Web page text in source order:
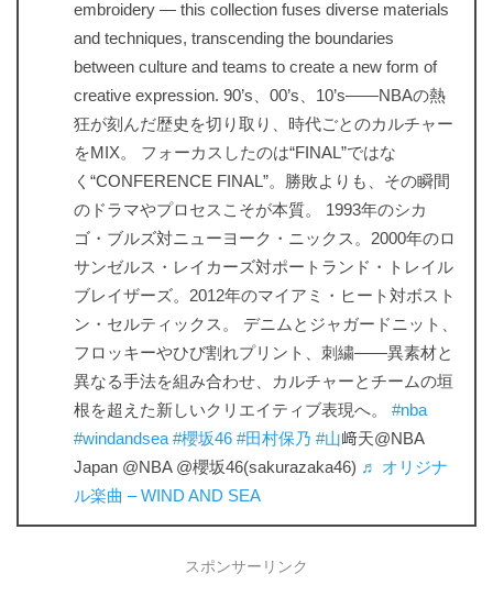
embroidery — this collection fuses diverse materials
and techniques, transcending the boundaries
between culture and teams to create a new form of
creative expression. 90’s、00’s、10’s――NBAの熱
狂が刻んだ歴史を切り取り、時代ごとのカルチャー
をMIX。 フォーカスしたのは“FINAL”ではな
く“CONFERENCE FINAL”。勝敗よりも、その瞬間
のドラマやプロセスこそが本質。 1993年のシカ
ゴ・ブルズ対ニューヨーク・ニックス。2000年のロ
サンゼルス・レイカーズ対ポートランド・トレイル
ブレイザーズ。2012年のマイアミ・ヒート対ボスト
ン・セルティックス。 デニムとジャガードニット、
フロッキーやひび割れプリント、刺繍——異素材と
異なる手法を組み合わせ、カルチャーとチームの垣
根を超えた新しいクリエイティブ表現へ。 #nba
#windandsea #櫻坂46 #田村保乃 #山﨑天@NBA
Japan @NBA @櫻坂46(sakurazaka46) ♬ オリジナ
ル楽曲 – WIND AND SEA
スポンサーリンク